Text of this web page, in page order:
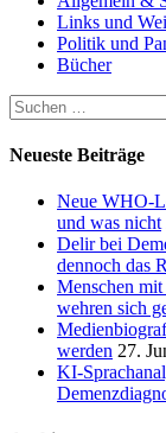
Links und
Politik und
Bücher
Suchen
nach:
Neueste Beiträge
Neue WHO-
und was nicht
Delir bei
dennoch das
Menschen
wehren sich
werden 27.
KI-